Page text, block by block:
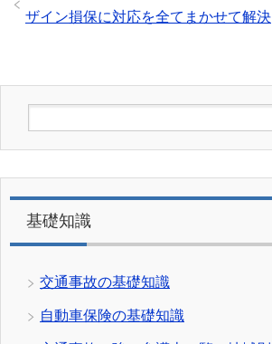
ザイン損保に対応を全てまかせて解決
基礎知識
交通事故の基礎知識
自動車保険の基礎知識